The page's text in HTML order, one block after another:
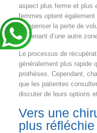
aspect plus ferme et plus
femmes optent
compenser la perte de
provenant d’une autre
Le processus de
généralement plus rapide
prothèses. Cependant,
que les patientes
discuter de leurs options
Vers une
plus réfléchie